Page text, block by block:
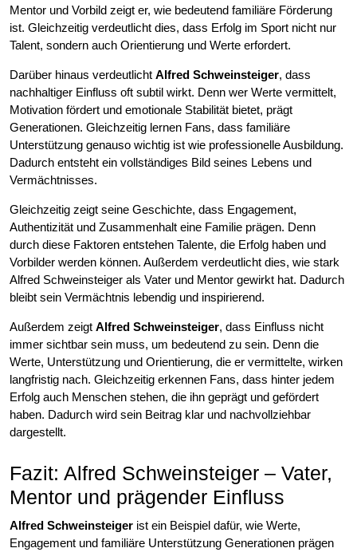
Mentor und Vorbild zeigt er, wie bedeutend familiäre Förderung
ist. Gleichzeitig verdeutlicht dies, dass Erfolg im Sport nicht nur
Talent, sondern auch Orientierung und Werte erfordert.
Darüber hinaus verdeutlicht Alfred Schweinsteiger, dass
nachhaltiger Einfluss oft subtil wirkt. Denn wer Werte vermittelt,
Motivation fördert und emotionale Stabilität bietet, prägt
Generationen. Gleichzeitig lernen Fans, dass familiäre
Unterstützung genauso wichtig ist wie professionelle Ausbildung.
Dadurch entsteht ein vollständiges Bild seines Lebens und
Vermächtnisses.
Gleichzeitig zeigt seine Geschichte, dass Engagement,
Authentizität und Zusammenhalt eine Familie prägen. Denn
durch diese Faktoren entstehen Talente, die Erfolg haben und
Vorbilder werden können. Außerdem verdeutlicht dies, wie stark
Alfred Schweinsteiger als Vater und Mentor gewirkt hat. Dadurch
bleibt sein Vermächtnis lebendig und inspirierend.
Außerdem zeigt Alfred Schweinsteiger, dass Einfluss nicht
immer sichtbar sein muss, um bedeutend zu sein. Denn die
Werte, Unterstützung und Orientierung, die er vermittelte, wirken
langfristig nach. Gleichzeitig erkennen Fans, dass hinter jedem
Erfolg auch Menschen stehen, die ihn geprägt und gefördert
haben. Dadurch wird sein Beitrag klar und nachvollziehbar
dargestellt.
Fazit: Alfred Schweinsteiger – Vater,
Mentor und prägender Einfluss
Alfred Schweinsteiger ist ein Beispiel dafür, wie Werte,
Engagement und familiäre Unterstützung Generationen prägen